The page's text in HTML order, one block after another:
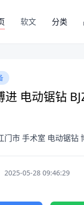
软文 分类
进 电动锯钻
门市 手术室 电动锯钻
2025-05-28 09:46:29